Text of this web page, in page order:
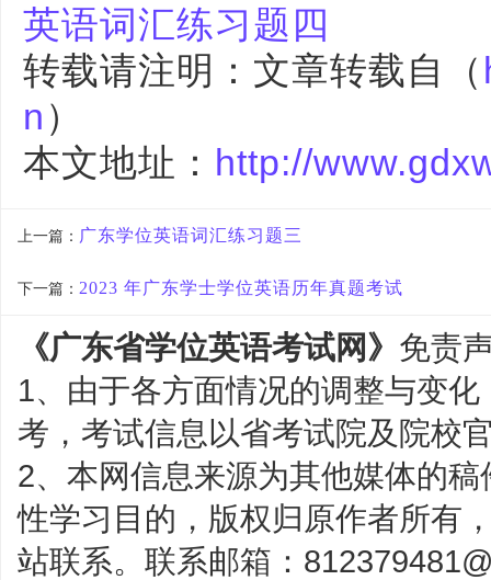
英语词汇练习题四
转载请注明：文章转载自（
n ）
本文地址： http://
上一篇： 广东学位英语词汇练习题三
下一篇： 2023 年广东学士学位英语历年真题考试
《广东省学位英语考试网》 免责
1、由于各方面情况的调整与变
考，考试信息以省考试院及院校
2、本网信息来源为其他媒体的
性学习目的，版权归原作者所有
站联系。联系邮箱：